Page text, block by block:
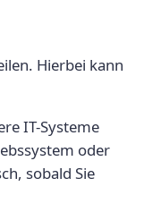
Hierbei kann
IT-Systeme
oder
sobald Sie